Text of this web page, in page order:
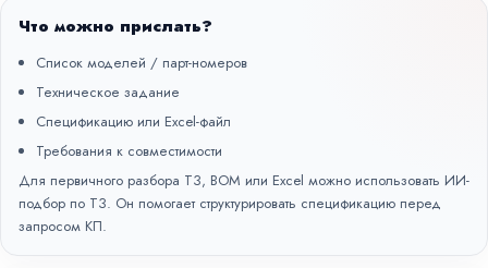
Что можно прислать?
Список моделей / парт-номеров
Техническое задание
Спецификацию или Excel-файл
Требования к совместимости
Для первичного разбора ТЗ, BOM или Excel можно использовать ИИ-
подбор по ТЗ. Он помогает структурировать спецификацию перед
запросом КП.